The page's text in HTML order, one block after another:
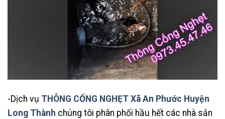
-Dịch vụ THÔNG CỐNG NGHẸT Xã An Phước Huyện
Long Thành chúng tôi phân phối hầu hết các nhà sản